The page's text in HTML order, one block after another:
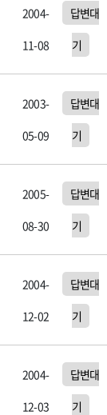
2004-
11-08
답변대
기
2003-
05-09
답변대
기
2005-
08-30
답변대
기
2004-
12-02
답변대
기
2004-
12-03
답변대
기